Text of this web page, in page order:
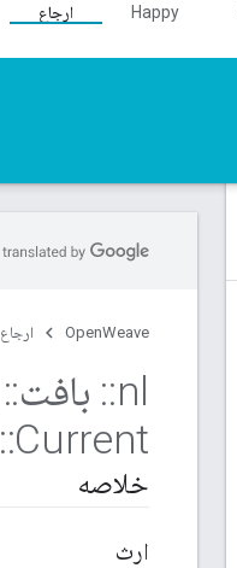
Happy ارجاع
OpenWeave ارجاع
nl
:: بافت::
Current
::
خلاصه
ارث